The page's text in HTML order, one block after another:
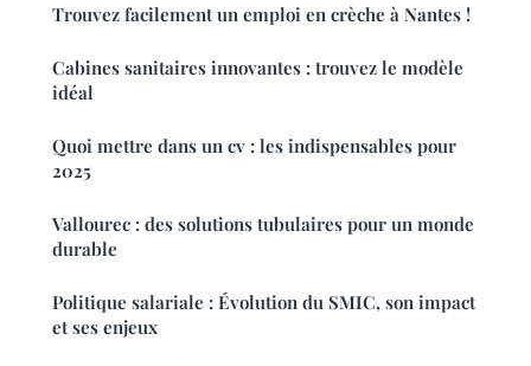
Trouvez facilement un emploi en crèche à Nantes !
Cabines sanitaires innovantes : trouvez le modèle
idéal
Quoi mettre dans un cv : les indispensables pour
2025
Vallourec : des solutions tubulaires pour un monde
durable
Politique salariale : Évolution du SMIC, son impact
et ses enjeux